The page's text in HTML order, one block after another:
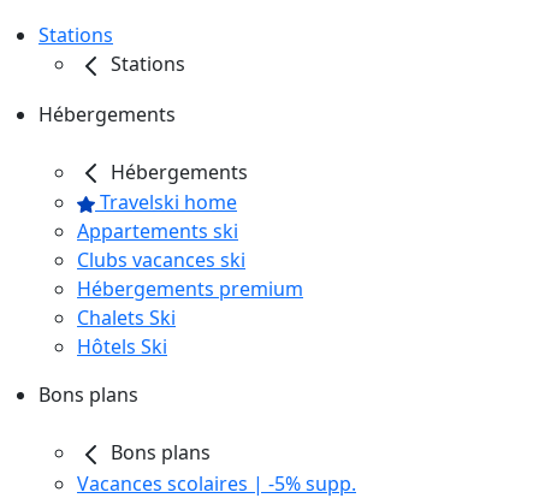
Stations
Stations
Hébergements
Hébergements
Travelski home
Appartements ski
Clubs vacances ski
Hébergements premium
Chalets Ski
Hôtels Ski
Bons plans
Bons plans
Vacances scolaires | -5% supp.